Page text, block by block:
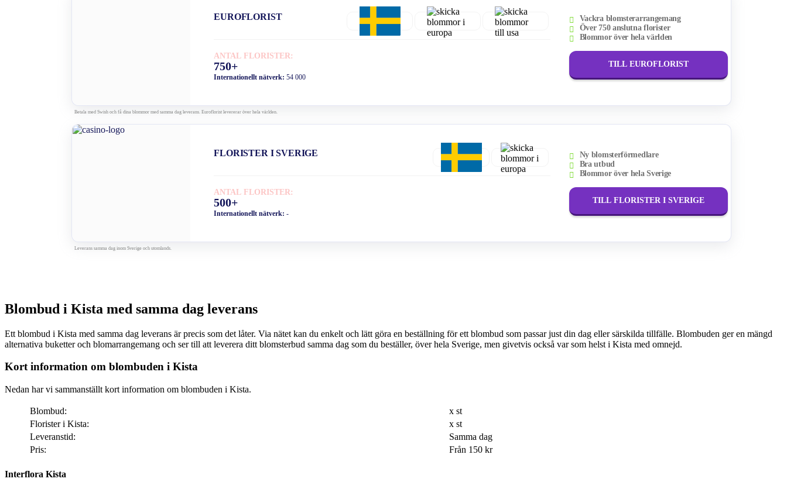
EUROFLORIST
ANTAL FLORISTER:
750+
Internationellt nätverk:54 000
Vackra blomsterarrangemang
Över 750 anslutna florister
Blommor över hela världen
TILL EUROFLORIST
Betala med Swish och få dina blommor med samma dag leverans. Euroflorist levererar över hela världen.
FLORISTER I SVERIGE
ANTAL FLORISTER:
500+
Internationellt nätverk:-
Ny blomsterförmedlare
Bra utbud
Blommor över hela Sverige
TILL FLORISTER I SVERIGE
Leverans samma dag inom Sverige och utomlands.
Blombud i Kista med samma dag leverans
Ett blombud i Kista med samma dag leverans är precis som det låter. Via nätet kan du enkelt och lätt göra en beställning för ett blombud som passar just din dag eller särskilda tillfälle. Blombuden ger en mängd
alternativa buketter och blomarrangemang och ser till att leverera ditt blomsterbud samma dag som du beställer, över hela Sverige, men givetvis också var som helst i Kista med omnejd.
Kort information om blombuden i Kista
Nedan har vi sammanställt kort information om blombuden i Kista.
Blombud:
x st
Florister i Kista:
x st
Leveranstid:
Samma dag
Pris:
Från 150 kr
Interflora Kista